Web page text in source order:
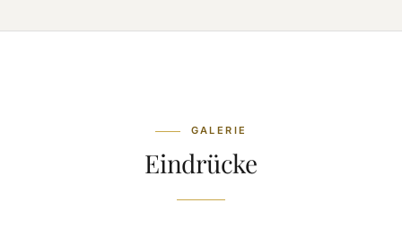
GALERIE
Eindrücke